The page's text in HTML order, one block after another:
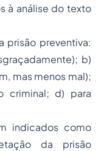
à análise do texto
prisão preventiva:
b)
mas menos mal);
criminal; d) para
indicados como
da prisão